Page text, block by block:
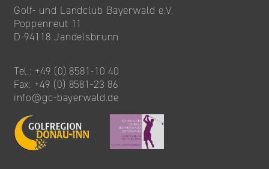
Golf- und Landclub Bayerwald e.V.
Poppenreut 11
D-94118 Jandelsbrunn
Tel.: +49 (0) 8581-10 40
Fax: +49 (0) 8581-23 86
info@gc-bayerwald.de